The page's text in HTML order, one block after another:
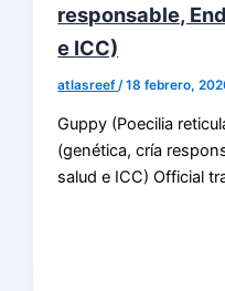
responsable,
e ICC)
atlasreef /18 febrero,
Guppy (Poecilia
(genética, cría
salud e ICC) Official